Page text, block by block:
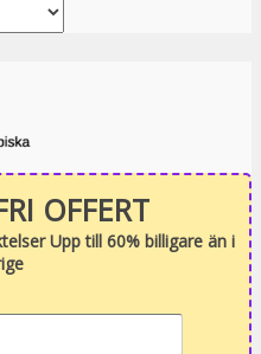
OFFERT
Upp till 60% billigare än i